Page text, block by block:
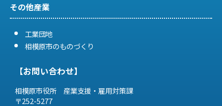
その他産業
工業団地
相模原市のものづくり
【お問い合わせ】
相模原市役所 産業支援・雇用対策課
〒252-5277